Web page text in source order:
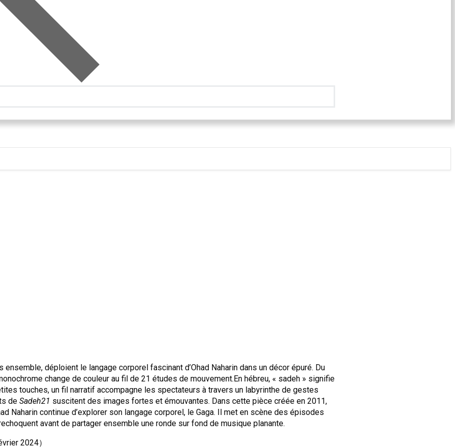
déploient le langage corporel fascinant d’Ohad Naharin dans un décor épuré. Du
change de couleur au fil de 21 études de mouvement.En hébreu, « sadeh » signifie
touches, un fil narratif accompagne les spectateurs à travers un labyrinthe de gestes
de Sadeh21 suscitent des images fortes et émouvantes. Dans cette pièce créée en 2011,
Naharin continue d’explorer son langage corporel, le Gaga. Il met en scène des épisodes
avant de partager ensemble une ronde sur fond de musique planante.
2024）